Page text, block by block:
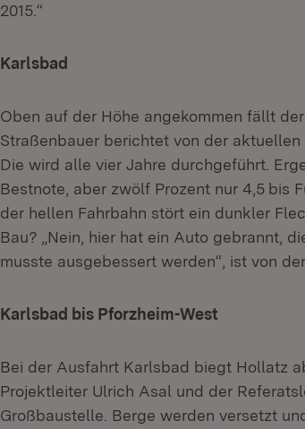
2015.“
Karlsbad
Oben auf der Höhe angekommen fällt
Straßenbauer berichtet von der
Die wird alle vier Jahre durchgeführt.
Bestnote, aber zwölf Prozent nur 4,5 bis
der hellen Fahrbahn stört ein dunkler
Bau? „Nein, hier hat ein Auto gebrannt,
musste ausgebessert werden“, ist von
Karlsbad bis Pforzheim-West
Bei der Ausfahrt Karlsbad biegt Hollatz
Projektleiter Ulrich Asal und der
Großbaustelle. Berge werden versetzt